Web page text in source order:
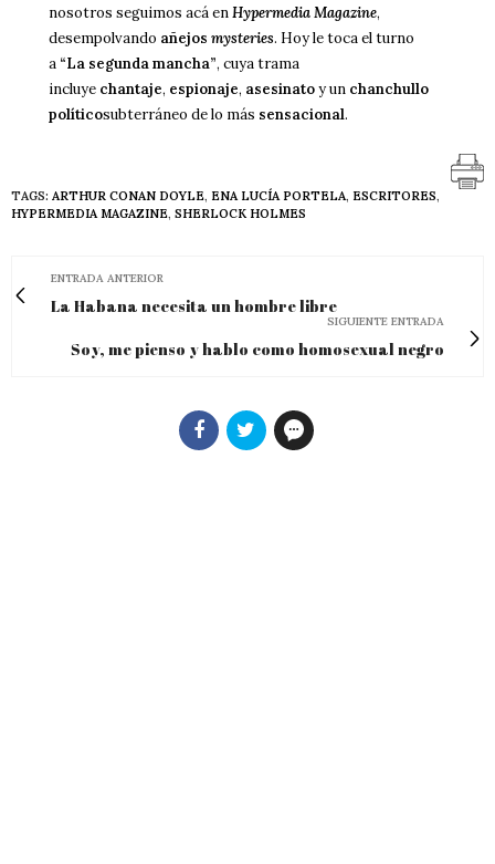
nosotros seguimos acá enHypermedia Magazine,
desempolvando añejosmysteries. Hoy le toca el turno
a “La segunda mancha”, cuya trama
incluye chantaje, espionaje, asesinatoy un chanchullo
políticosubterráneo de lo más sensacional.
TAGS: ARTHUR CONAN DOYLE, ENA LUCÍA PORTELA, ESCRITORES,
HYPERMEDIA MAGAZINE, SHERLOCK HOLMES
ENTRADA ANTERIOR
La Habana necesita un hombre libre
SIGUIENTE ENTRADA
Soy, me pienso y hablo como homosexual negro